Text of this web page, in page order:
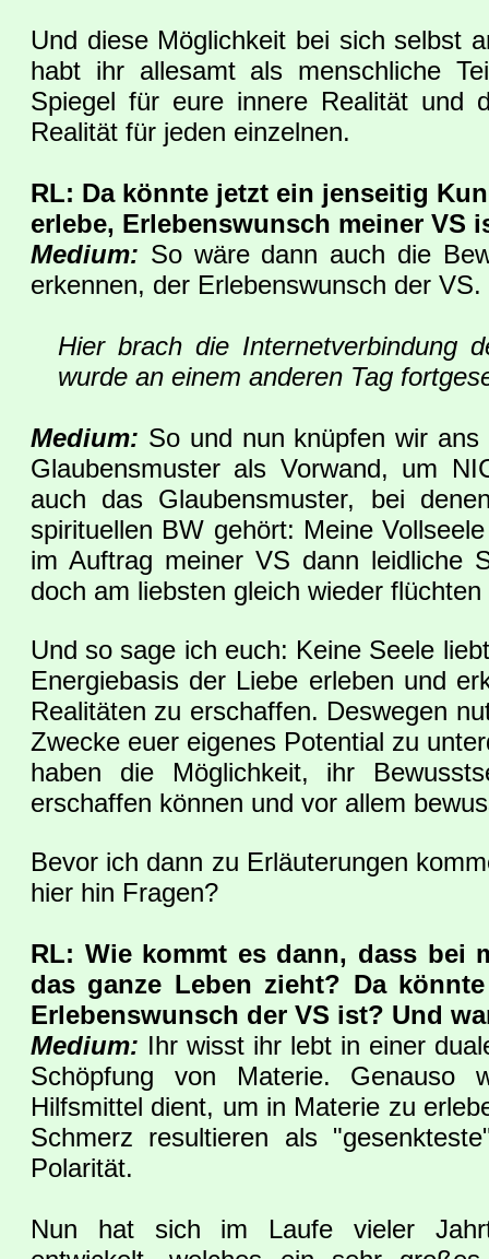
Und diese Möglichkeit bei sich selbst
habt ihr allesamt als menschliche
Spiegel für eure innere Realität und
Realität für jeden einzelnen.
RL: Da könnte jetzt ein jenseitig
erlebe, Erlebenswunsch meiner VS
Medium: So wäre dann auch die
erkennen, der Erlebenswunsch der
Hier brach die Internetverbindung
wurde an einem anderen Tag
Medium: So und nun knüpfen wir
Glaubensmuster als Vorwand, um
auch das Glaubensmuster, bei
spirituellen BW gehört: Meine
im Auftrag meiner VS dann leidliche
doch am liebsten gleich wieder
Und so sage ich euch: Keine Seele
Energiebasis der Liebe erleben und
Realitäten zu erschaffen. Deswegen
Zwecke euer eigenes Potential zu
haben die Möglichkeit, ihr
erschaffen können und vor allem
Bevor ich dann zu Erläuterungen
hier hin Fragen?
RL: Wie kommt es dann, dass bei
das ganze Leben zieht? Da
Erlebenswunsch der VS ist? Und
Medium: Ihr wisst ihr lebt in einer
Schöpfung von Materie. Genauso
Hilfsmittel dient, um in Materie zu
Schmerz resultieren als
Polarität.
Nun hat sich im Laufe vieler